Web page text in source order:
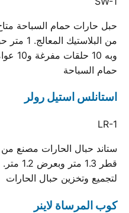
حبل حارات حمام السباحة
وبه
حمام السباحة
استانلس استيل رولر
LR-1
لتجميع وتخزين حبال الحارات
كوب المرساة لاينر